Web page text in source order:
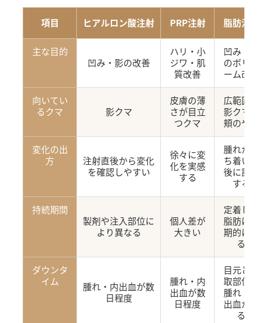
項目 ヒアルロン酸注射 PRP注射 脂肪注入
主な目的
凹み・影の改善
ハリ・小
ジワ・肌
質改善
凹み・頬
のボリュ
ーム改善
向いてい
るクマ
影クマ
皮膚の薄
さが目立
つクマ
広範囲の
影クマ・
頬のやせ
変化の出
方
注射直後から変化
を確認しやすい
徐々に変
化を実感
する
腫れが落
ち着いた
後に評価
する
持続期間
製剤や注入部位に
より異なる
個人差が
大きい
定着した
脂肪は長
期的に残
る
ダウンタ
イム
腫れ・内出血が数
日程度
腫れ・内
出血が数
日程度
目元と採
取部位に
腫れ・内
出血が出
る